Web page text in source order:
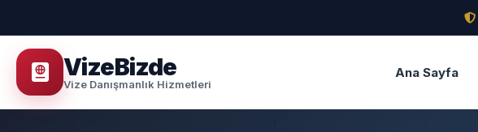
VizeBizde
Vize Danışmanlık Hizmetleri
Ana Sayfa